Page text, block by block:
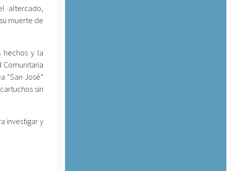
altercado,
muerte de
hechos y la
Comunitaria
“San José”
sin
investigar y